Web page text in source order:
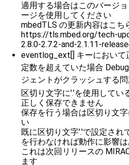
適用する場合はこのバージ
ージを使用してください
mbedTLS の更新内容はこち
https://tls.mbed.org/tech-
2.8.0-2.7.2-and-2.1.11-
eventlog_ext[] キーにおいて
定数を超えていた場合
ジェントがクラッシュする
区切り文字に'.'を使用してい
正しく保存できません
保存を行う場合は区切り文
い
既に区切り文字'.'で設定され
を行わなければ動作に影響
これは次回リリースの
ます